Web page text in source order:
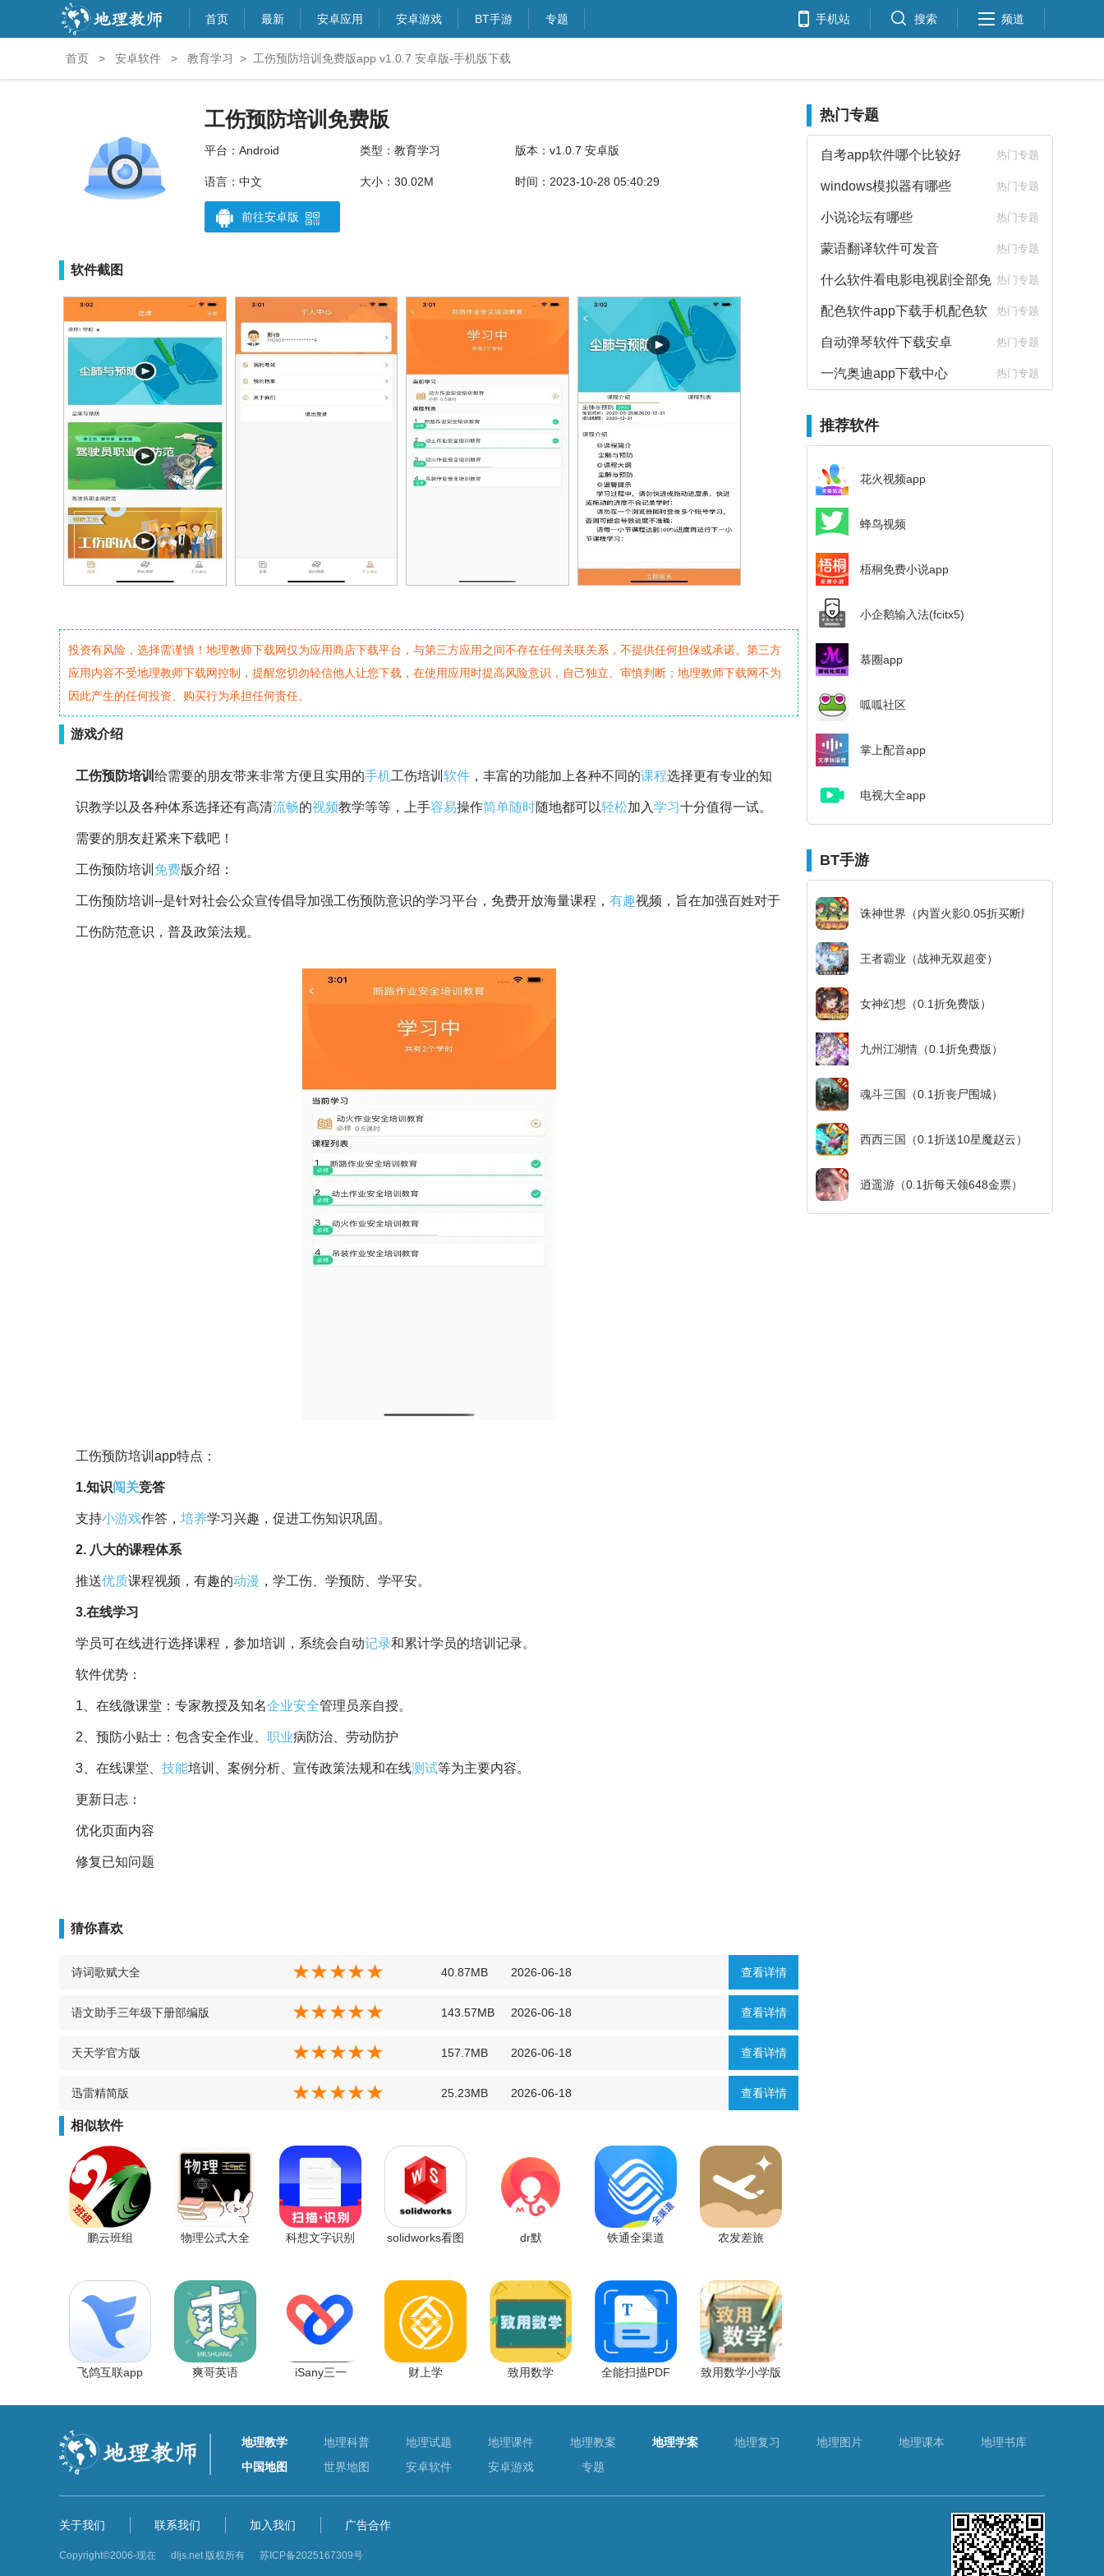
首页 最新 安卓应用 安卓游戏 BT手游 专题 手机站 搜索 频道
首页 > 安卓软件 > 教育学习 > 工伤预防培训免费版app v1.0.7 安卓版-手机版下载
工伤预防培训免费版
平台：Android 类型：教育学习 版本：v1.0.7 安卓版
语言：中文 大小：30.02M 时间：2023-10-28 05:40:29
前往安卓版
软件截图
投资有风险，选择需谨慎！地理教师下载网仅为应用商店下载平台，与第三方应用之间不存在任何关联关系，不提供任何担保或承诺。第三方
应用内容不受地理教师下载网控制，提醒您切勿轻信他人让您下载，在使用应用时提高风险意识，自己独立、审慎判断；地理教师下载网不为
因此产生的任何投资、购买行为承担任何责任。
游戏介绍
工伤预防培训 给需要的朋友带来非常方便且实用的手机工伤培训 软件 ，丰富的功能加上各种不同的课程选择更有专业的知
识教学以及各种体系选择还有高清流畅的视频教学等等，上手容易操作简单随时随地都可以轻松加入学习十分值得一试。
需要的朋友赶紧来下载吧！
工伤预防培训 免费版介绍：
工伤预防培训--是针对社会公众宣传倡导加强工伤预防意识的学习平台，免费开放海量课程， 有趣视频，旨在加强百姓对于
工伤防范意识，普及政策法规。
工伤预防培训app特点：
1.知识闯关竞答
支持小游戏作答， 培养学习兴趣，促进工伤知识巩固。
2. 八大的课程体系
推送优质课程视频，有趣的动漫 ，学工伤、学预防、学平安。
3.在线学习
学员可在线进行选择课程，参加培训，系统会自动记录和累计学员的培训记录。
软件优势：
1、在线微课堂：专家教授及知名企业安全管理员亲自授。
2、预防小贴士：包含安全作业、 职业病防治、劳动防护
3、在线课堂、 技能培训、案例分析、宣传政策法规和在线测试等为主要内容。
更新日志：
优化页面内容
修复已知问题
猜你喜欢
查看详情
诗词歌赋大全 40.87MB 2026-06-18
查看详情
语文助手三年级下册部编版 143.57MB 2026-06-18
查看详情
天天学官方版 157.7MB 2026-06-18
查看详情
迅雷精简版 25.23MB 2026-06-18
相似软件
鹏云班组 物理公式大全 科想文字识别 solidworks看图 dr默 铁通全渠道 农发差旅
飞鸽互联app 爽哥英语 iSany三一 财上学 致用数学 全能扫描PDF 致用数学小学版
热门专题
自考app软件哪个比较好 热门专题
windows模拟器有哪些 热门专题
小说论坛有哪些 热门专题
蒙语翻译软件可发音 热门专题
什么软件看电影电视剧全部免
费
热门专题
配色软件app下载手机配色软
件下载
热门专题
自动弹琴软件下载安卓 热门专题
一汽奥迪app下载中心 热门专题
推荐软件
花火视频app
蜂鸟视频
梧桐免费小说app
小企鹅输入法(fcitx5)
慕圈app
呱呱社区
掌上配音app
电视大全app
BT手游
诛神世界（内置火影0.05折买断版）
王者霸业（战神无双超变）
女神幻想（0.1折免费版）
九州江湖情（0.1折免费版）
魂斗三国（0.1折丧尸围城）
西西三国（0.1折送10星魔赵云）
逍遥游（0.1折每天领648金票）
地理教学 地理科普 地理试题 地理课件 地理教案 地理学案 地理复习 地理图片 地理课本
地理书库
中国地图
世界地图 安卓软件 安卓游戏 专题
关于我们 联系我们 加入我们 广告合作
Copyright©2006-现在 dljs.net 版权所有 苏ICP备2025167309号